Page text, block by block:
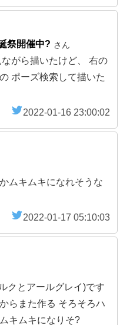
祭開催中? さん
がら描いたけど、 右の
ポーズ検索して描いた
2022-01-16 23:00:02
ムキムキになれそうな
2022-01-17 05:10:03
クとアールグレイ)です
らまた作る そろそろハ
キムキになりそ?